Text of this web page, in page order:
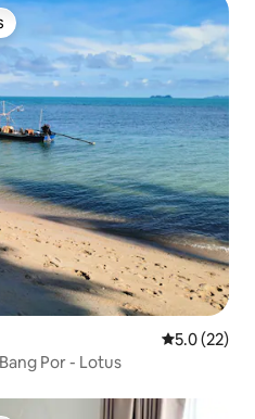
Calificación
5.0 (22)
Por - Lotus